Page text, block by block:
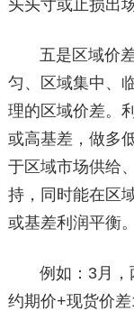
头头寸或止损出场
五是区域价
匀、区域集中、
理的区域价差。
或高基差，做多
于区域市场供给
持，同时能在区
或基差利润平衡。
例如：3月
约期价+现货价